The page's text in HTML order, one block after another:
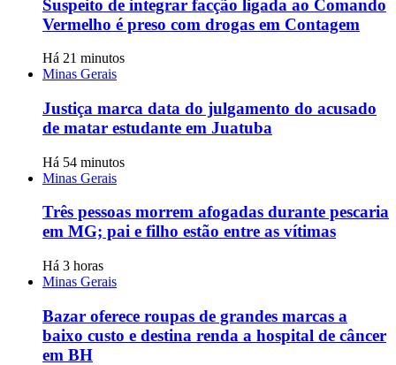
Suspeito de integrar facção ligada ao Comando
Vermelho é preso com drogas em Contagem
Há 21 minutos
Minas Gerais
Justiça marca data do julgamento do acusado
de matar estudante em Juatuba
Há 54 minutos
Minas Gerais
Três pessoas morrem afogadas durante pescaria
em MG; pai e filho estão entre as vítimas
Há 3 horas
Minas Gerais
Bazar oferece roupas de grandes marcas a
baixo custo e destina renda a hospital de câncer
em BH